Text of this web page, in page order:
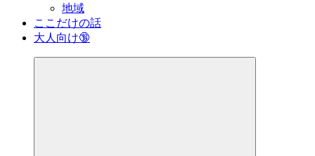
地域
ここだけの話
大人向け🔞